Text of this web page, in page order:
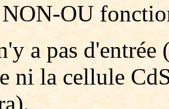
OU
a pas d'entrée
ni la cellule